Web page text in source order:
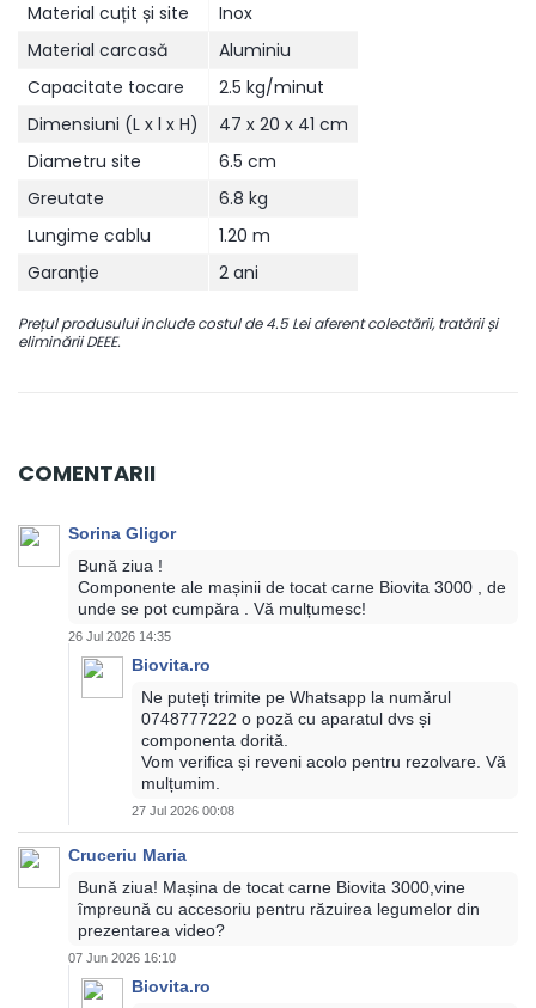
Material cuțit și site
Inox
Material carcasă
Aluminiu
Capacitate tocare
2.5 kg/minut
Dimensiuni (L x l x H)
47 x 20 x 41 cm
Diametru site
6.5 cm
Greutate
6.8 kg
Lungime cablu
1.20 m
Garanție
2 ani
Prețul produsului include costul de 4.5 Lei aferent colectării, tratării și
eliminării DEEE.
COMENTARII
Sorina Gligor
Bună ziua !
Componente ale mașinii de tocat carne Biovita 3000 , de
unde se pot cumpăra . Vă mulțumesc!
26 Jul 2026 14:35
Biovita.ro
Ne puteți trimite pe Whatsapp la numărul
0748777222 o poză cu aparatul dvs și
componenta dorită.
Vom verifica și reveni acolo pentru rezolvare. Vă
mulțumim.
27 Jul 2026 00:08
Cruceriu Maria
Bună ziua! Mașina de tocat carne Biovita 3000,vine
împreună cu accesoriu pentru răzuirea legumelor din
prezentarea video?
07 Jun 2026 16:10
Biovita.ro